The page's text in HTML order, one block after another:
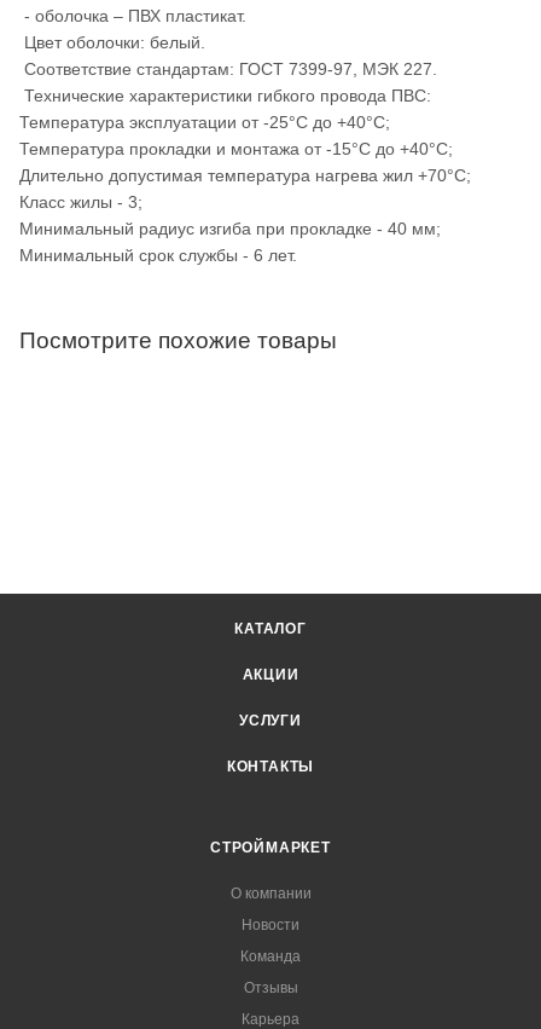
- оболочка – ПВХ пластикат.
Цвет оболочки: белый.
Соответствие стандартам: ГОСТ 7399-97, МЭК 227.
Технические характеристики гибкого провода ПВС:
Температура эксплуатации от -25°С до +40°С;
Температура прокладки и монтажа от -15°С до +40°С;
Длительно допустимая температура нагрева жил +70°С;
Класс жилы - 3;
Минимальный радиус изгиба при прокладке - 40 мм;
Минимальный срок службы - 6 лет.
Посмотрите похожие товары
КАТАЛОГ
АКЦИИ
УСЛУГИ
КОНТАКТЫ
СТРОЙМАРКЕТ
О компании
Новости
Команда
Отзывы
Карьера